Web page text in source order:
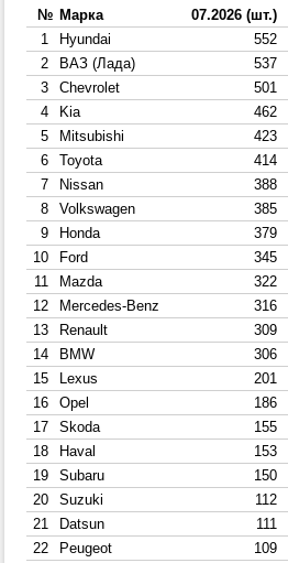
№ Марка 07.2026 (шт.)
1
Hyundai 552
2
ВАЗ (Лада) 537
3
Chevrolet 501
4
Kia 462
5
Mitsubishi 423
6
Toyota 414
7
Nissan 388
8
Volkswagen 385
9
Honda 379
10
Ford 345
11
Mazda 322
12
Mercedes-Benz 316
13
Renault 309
14
BMW 306
15
Lexus 201
16
Opel 186
17
Skoda 155
18
Haval 153
19
Subaru 150
20
Suzuki 112
21
Datsun 111
22
Peugeot 109